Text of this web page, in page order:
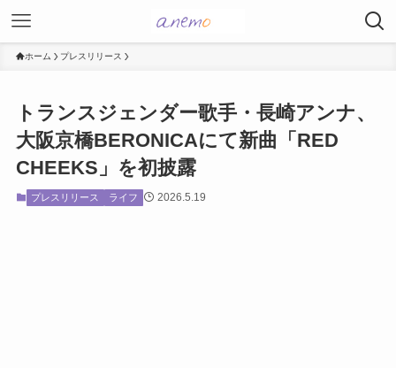
ホーム プレスリリース
トランスジェンダー歌手・長崎アンナ、
大阪京橋BERONICAにて新曲「RED
CHEEKS」を初披露
プレスリリース ライフ 2026.5.19